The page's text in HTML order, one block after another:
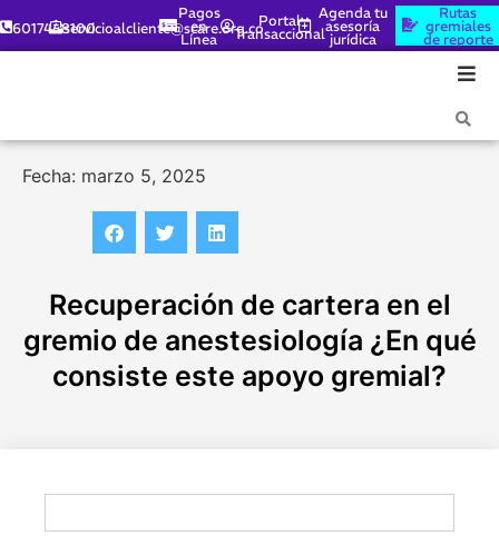
6017448100servicioalcliente@scare.org.co
Pagos
en
Línea
Portal
Transaccional
Agenda tu
asesoría
jurídica
Rutas
gremiales
de reporte
Fecha: marzo 5, 2025
Recuperación de cartera en el
gremio de anestesiología ¿En qué
consiste este apoyo gremial?